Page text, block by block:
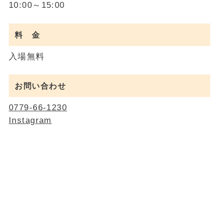
10:00～15:00
料 金
入場無料
お問い合わせ
0779-66-1230
Instagram